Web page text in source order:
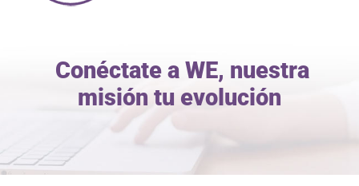
Conéctate a WE, nuestra
misión tu evolución